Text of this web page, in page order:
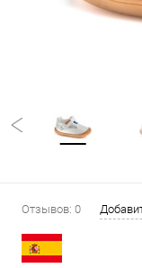
Отзывов: 0